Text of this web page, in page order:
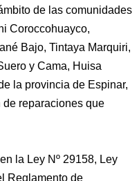
de las comunidades
Coroccohuayco,
Bajo, Tintaya Marquiri,
y Cama, Huisa
la provincia de Espinar,
reparaciones que
la Ley Nº 29158, Ley
Reglamento de